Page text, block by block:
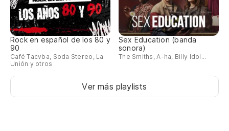
Rock en español de los 80 y
90
Café Tacvba, Soda Stereo, La
Unión y otros
Sex Education (banda
sonora)
The Smiths, A-ha, Billy Idol...
Ver más playlists